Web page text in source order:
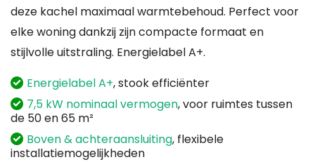
afbeeldingen-
gallerij
deze kachel maximaal warmtebehoud. Perfect voor
elke woning dankzij zijn compacte formaat en
stijlvolle uitstraling. Energielabel A+.
Energielabel A+, stook efficiënter
7,5 kW nominaal vermogen, voor ruimtes tussen
de 50 en 65 m²
Boven & achteraansluiting, flexibele
installatiemogelijkheden